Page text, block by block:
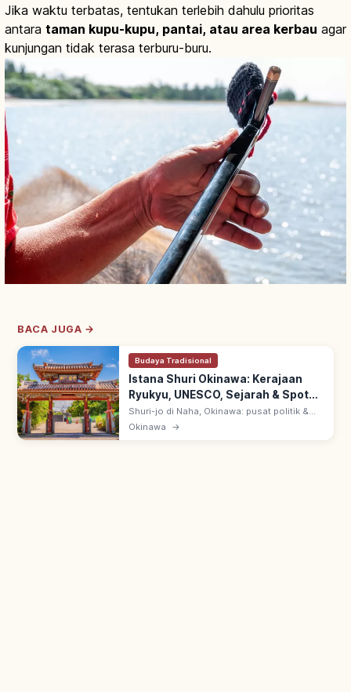
Jika waktu terbatas, tentukan terlebih dahulu prioritas
antara taman kupu-kupu, pantai, atau area kerbau agar
kunjungan tidak terasa terburu-buru.
BACA JUGA →
Budaya Tradisional
Istana Shuri Okinawa: Kerajaan
Ryukyu, UNESCO, Sejarah & Spot
Utama
Shuri-jo di Naha, Okinawa: pusat politik &
budaya Kerajaan Ryukyu selama 450 tahun
Okinawa →